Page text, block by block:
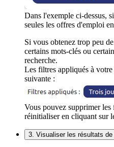
Dans l'exemple ci-dessus,
seules les offres d'emploi
Si vous obtenez trop peu
certains mots-clés ou
recherche.
Les filtres appliqués à
suivante :
Vous pouvez supprimer
réinitialiser en cliquant sur
3. Visualiser les résultats